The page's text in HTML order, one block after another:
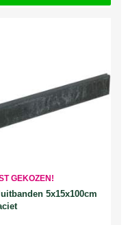
GEKOZEN!
5x15x100cm